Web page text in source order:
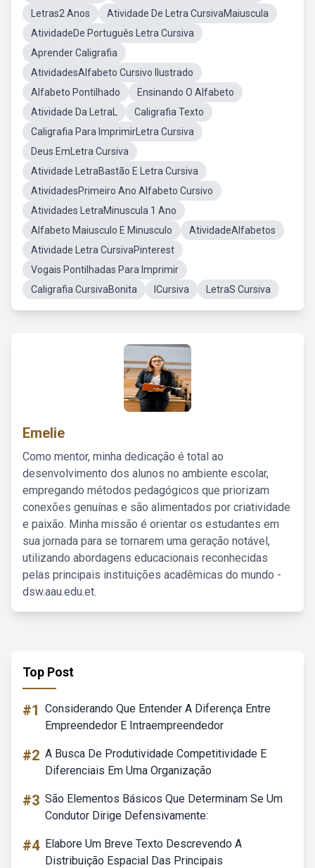
Letras2 Anos
Atividade De Letra CursivaMaiuscula
AtividadeDe Português Letra Cursiva
Aprender Caligrafia
AtividadesAlfabeto Cursivo Ilustrado
Alfabeto Pontilhado
Ensinando O Alfabeto
Atividade Da LetraL
Caligrafia Texto
Caligrafia Para ImprimirLetra Cursiva
Deus EmLetra Cursiva
Atividade LetraBastão E Letra Cursiva
AtividadesPrimeiro Ano Alfabeto Cursivo
Atividades LetraMinuscula 1 Ano
Alfabeto Maiusculo E Minusculo
AtividadeAlfabetos
Atividade Letra CursivaPinterest
Vogais Pontilhadas Para Imprimir
Caligrafia CursivaBonita
ICursiva LetraS Cursiva
Emelie
Como mentor, minha dedicação é total ao
desenvolvimento dos alunos no ambiente escolar,
empregando métodos pedagógicos que priorizam
conexões genuínas e são alimentados por criatividade
e paixão. Minha missão é orientar os estudantes em
sua jornada para se tornarem uma geração notável,
utilizando abordagens educacionais reconhecidas
pelas principais instituições acadêmicas do mundo -
dsw.aau.edu.et.
Top Post
#1 Considerando Que Entender A Diferença Entre
Empreendedor E Intraempreendedor
#2 A Busca De Produtividade Competitividade E
Diferenciais Em Uma Organização
#3 São Elementos Básicos Que Determinam Se Um
Condutor Dirige Defensivamente:
#4 Elabore Um Breve Texto Descrevendo A
Distribuição Espacial Das Principais